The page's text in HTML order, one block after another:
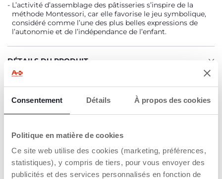
Consentement Détails À propos des cookies
Politique en matière de cookies
Ce site web utilise des cookies (marketing, préférences,
statistiques), y compris de tiers, pour vous envoyer des
publicités et des services personnalisés en fonction de
L’activité d’assemblage des pâtisseries s’inspire de la
méthode Montessori, car elle favorise le jeu symbolique,
considéré comme l’une des plus belles expressions de
l’autonomie et de l’indépendance de l’enfant.
DÉTAILS DU PRODUIT
AVERTISSEMENTS ET INSTRUCTIONS
NOS RECOMMANDATIONS